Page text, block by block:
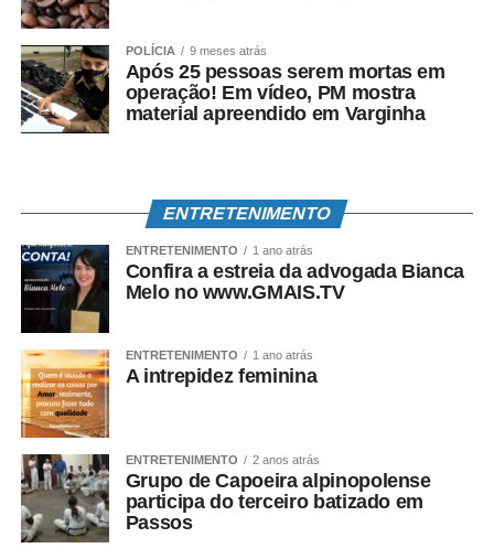
POLÍCIA 9 meses atrás
Após 25 pessoas serem mortas em
operação! Em vídeo, PM mostra
material apreendido em Varginha
ENTRETENIMENTO
ENTRETENIMENTO 1 ano atrás
Confira a estreia da advogada Bianca
Melo no www.GMAIS.TV
ENTRETENIMENTO 1 ano atrás
A intrepidez feminina
ENTRETENIMENTO 2 anos atrás
Grupo de Capoeira alpinopolense
participa do terceiro batizado em
Passos